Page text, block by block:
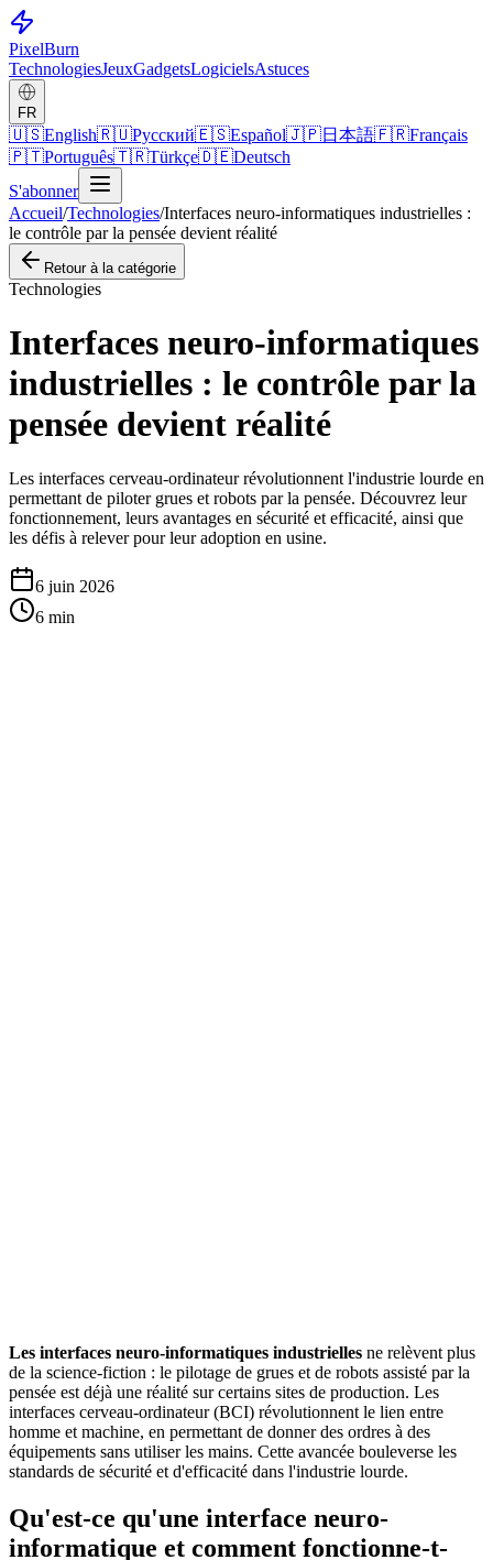
PixelBurn
TechnologiesJeuxGadgetsLogicielsAstuces
FR
🇺🇸English🇷🇺Русский🇪🇸Español🇯🇵日本語🇫🇷Français
🇵🇹Português🇹🇷Türkçe🇩🇪Deutsch
S'abonner
Accueil/Technologies/Interfaces neuro-informatiques industrielles :
le contrôle par la pensée devient réalité
Retour à la catégorie
Technologies
Interfaces neuro-informatiques
industrielles : le contrôle par la
pensée devient réalité
Les interfaces cerveau-ordinateur révolutionnent l'industrie lourde en
permettant de piloter grues et robots par la pensée. Découvrez leur
fonctionnement, leurs avantages en sécurité et efficacité, ainsi que
les défis à relever pour leur adoption en usine.
6 juin 2026
6 min
Les interfaces neuro-informatiques industrielles ne relèvent plus
de la science-fiction : le pilotage de grues et de robots assisté par la
pensée est déjà une réalité sur certains sites de production. Les
interfaces cerveau-ordinateur (BCI) révolutionnent le lien entre
homme et machine, en permettant de donner des ordres à des
équipements sans utiliser les mains. Cette avancée bouleverse les
standards de sécurité et d'efficacité dans l'industrie lourde.
Qu'est-ce qu'une interface neuro-
informatique et comment fonctionne-t-